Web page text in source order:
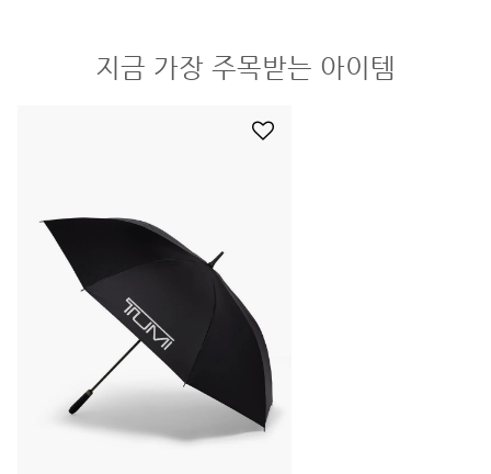
지금 가장 주목받는 아이템